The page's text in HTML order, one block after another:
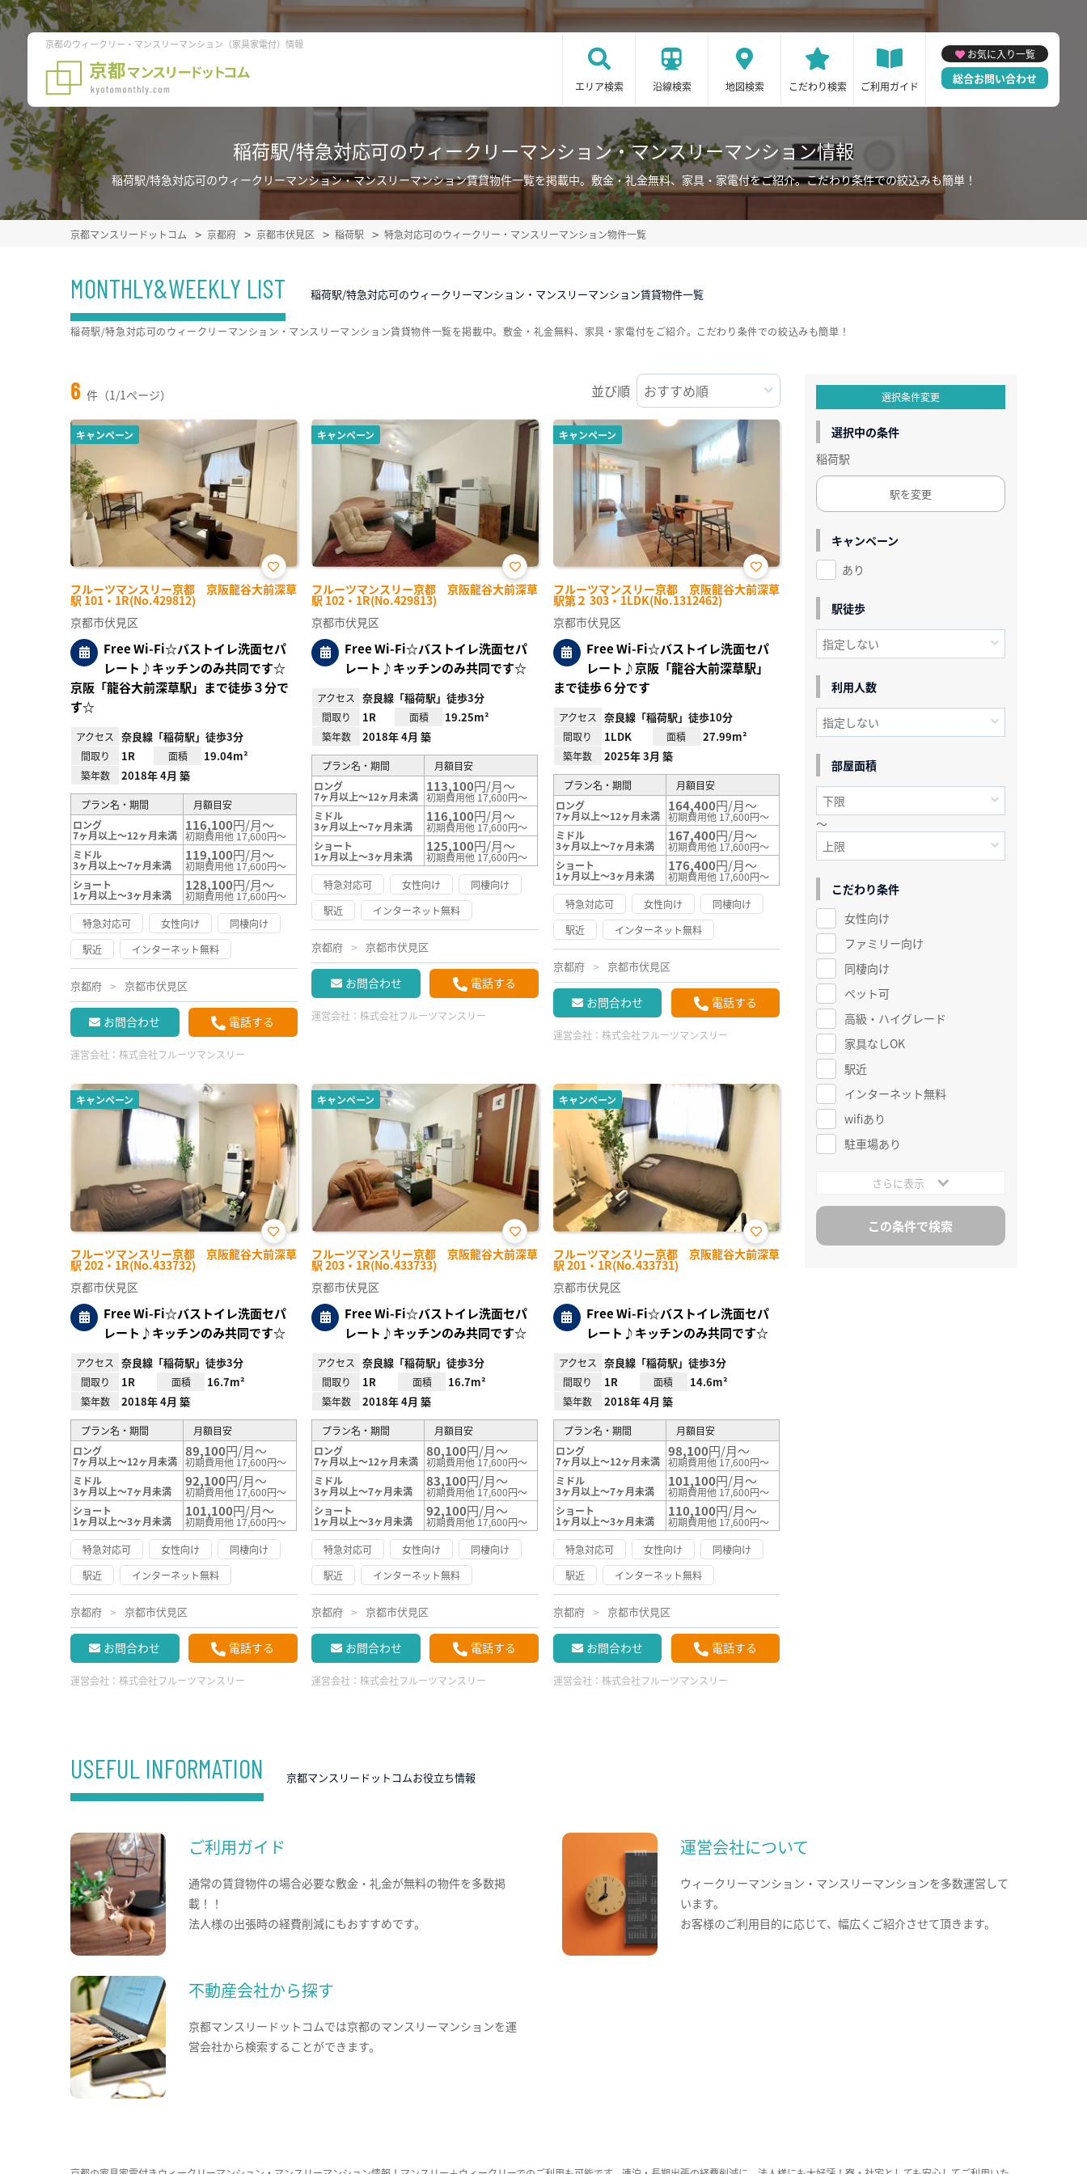
京都のウィークリー・マンスリーマンション（家具家電付）情報
エリア検索 沿線検索 地図検索 こだわり検索 ご利用ガイド
お気に入り一覧
総合お問い合わせ
稲荷駅/特急対応可のウィークリーマンション・マンスリーマンション情報
稲荷駅/特急対応可のウィークリーマンション・マンスリーマンション賃貸物件一覧を掲載中。敷金・礼金無料、家具・家電付をご紹介。こだわり条件での絞込みも簡単！
京都マンスリードットコム 京都府 京都市伏見区 稲荷駅 特急対応可のウィークリー・マンスリーマンション物件一覧
MONTHLY&WEEKLY LIST 稲荷駅/特急対応可のウィークリーマンション・マンスリーマンション賃貸物件一覧
6 件（1/1ページ） 並び順
キャンペーン
フルーツマンスリー京都 京阪龍谷大前深草
駅 101・1R(No.429812)
お気
に入
京都市伏見区
Free Wi-Fi☆バストイレ洗面セパ
レート♪キッチンのみ共同です☆
京阪「龍谷大前深草駅」まで徒歩３分で
す☆
アクセス 奈良線「稲荷駅」徒歩3分
間取り 1R 面積 19.04m²
築年数 2018年 4月 築
プラン名・期間
月額目安
ロング
7ヶ月以上～12ヶ月未満
116,100円/月～
初期費用他 17,600円～
ミドル
3ヶ月以上～7ヶ月未満
119,100円/月～
初期費用他 17,600円～
ショート
1ヶ月以上～3ヶ月未満
128,100円/月～
初期費用他 17,600円～
特急対応可
女性向け
同棲向け
駅近
インターネット無料
京都府 京都市伏見区
お問合わせ 電話する
運営会社： 株式会社フルーツマンスリー
キャンペーン
フルーツマンスリー京都 京阪龍谷大前深草
駅 102・1R(No.429813)
お気
に入
京都市伏見区
Free Wi-Fi☆バストイレ洗面セパ
レート♪キッチンのみ共同です☆
アクセス 奈良線「稲荷駅」徒歩3分
間取り 1R 面積 19.25m²
築年数 2018年 4月 築
プラン名・期間
月額目安
ロング
7ヶ月以上～12ヶ月未満
113,100円/月～
初期費用他 17,600円～
ミドル
3ヶ月以上～7ヶ月未満
116,100円/月～
初期費用他 17,600円～
ショート
1ヶ月以上～3ヶ月未満
125,100円/月～
初期費用他 17,600円～
特急対応可
女性向け
同棲向け
駅近
インターネット無料
京都府 京都市伏見区
お問合わせ 電話する
運営会社：株式会社フルーツマンスリー
キャンペーン
フルーツマンスリー京都 京阪龍谷大前深草
駅第２ 303・1LDK(No.1312462)
お気
に入
京都市伏見区
Free Wi-Fi☆バストイレ洗面セパ
レート♪京阪「龍谷大前深草駅」
まで徒歩６分です
アクセス 奈良線「稲荷駅」徒歩10分
間取り 1LDK 面積 27.99m²
築年数 2025年 3月 築
プラン名・期間
月額目安
ロング
7ヶ月以上～12ヶ月未満
164,400円/月～
初期費用他 17,600円～
ミドル
3ヶ月以上～7ヶ月未満
167,400円/月～
初期費用他 17,600円～
ショート
1ヶ月以上～3ヶ月未満
176,400円/月～
初期費用他 17,600円～
特急対応可
女性向け
同棲向け
駅近
インターネット無料
京都府 京都市伏見区
お問合わせ 電話する
運営会社： 株式会社フルーツマンスリー
キャンペーン
フルーツマンスリー京都 京阪龍谷大前深草
駅 202・1R(No.433732)
お気
に入
京都市伏見区
Free Wi-Fi☆バストイレ洗面セパ
レート♪キッチンのみ共同です☆
アクセス 奈良線「稲荷駅」徒歩3分
間取り 1R 面積 16.7m²
築年数 2018年 4月 築
プラン名・期間
月額目安
ロング
7ヶ月以上～12ヶ月未満
89,100円/月～
初期費用他 17,600円～
ミドル
3ヶ月以上～7ヶ月未満
92,100円/月～
初期費用他 17,600円～
ショート
1ヶ月以上～3ヶ月未満
101,100円/月～
初期費用他 17,600円～
特急対応可
女性向け
同棲向け
駅近
インターネット無料
京都府 京都市伏見区
お問合わせ 電話する
運営会社： 株式会社フルーツマンスリー
キャンペーン
フルーツマンスリー京都 京阪龍谷大前深草
駅 203・1R(No.433733)
お気
に入
京都市伏見区
Free Wi-Fi☆バストイレ洗面セパ
レート♪キッチンのみ共同です☆
アクセス 奈良線「稲荷駅」徒歩3分
間取り 1R 面積 16.7m²
築年数 2018年 4月 築
プラン名・期間
月額目安
ロング
7ヶ月以上～12ヶ月未満
80,100円/月～
初期費用他 17,600円～
ミドル
3ヶ月以上～7ヶ月未満
83,100円/月～
初期費用他 17,600円～
ショート
1ヶ月以上～3ヶ月未満
92,100円/月～
初期費用他 17,600円～
特急対応可
女性向け
同棲向け
駅近
インターネット無料
京都府 京都市伏見区
お問合わせ 電話する
運営会社：株式会社フルーツマンスリー
キャンペーン
フルーツマンスリー京都 京阪龍谷大前深草
駅 201・1R(No.433731)
お気
に入
京都市伏見区
Free Wi-Fi☆バストイレ洗面セパ
レート♪キッチンのみ共同です☆
アクセス 奈良線「稲荷駅」徒歩3分
間取り 1R 面積 14.6m²
築年数 2018年 4月 築
プラン名・期間
月額目安
ロング
7ヶ月以上～12ヶ月未満
98,100円/月～
初期費用他 17,600円～
ミドル
3ヶ月以上～7ヶ月未満
101,100円/月～
初期費用他 17,600円～
ショート
1ヶ月以上～3ヶ月未満
110,100円/月～
初期費用他 17,600円～
特急対応可
女性向け
同棲向け
駅近
インターネット無料
京都府 京都市伏見区
お問合わせ 電話する
運営会社： 株式会社フルーツマンスリー
稲荷駅/特急対応可のウィークリーマンション・マンスリーマンション賃貸物件一覧を掲載中。敷金・礼金無料、家具・家電付をご紹介。こだわり条件での絞込みも簡単！
選択条件変更
選択中の条件
稲荷駅
駅を変更
キャンペーン
あり
駅徒歩
利用人数
部屋面積
～
こだわり条件
女性向け
ファミリー向け
同棲向け
ペット可
高級・ハイグレード
家具なしOK
駅近
インターネット無料
wifiあり
駐車場あり
さらに表示
USEFUL INFORMATION 京都マンスリードットコムお役立ち情報
ご利用ガイド
通常の賃貸物件の場合必要な敷金・礼金が無料の物件を多数掲
載！！
法人様の出張時の経費削減にもおすすめです。
運営会社について
ウィークリーマンション・マンスリーマンションを多数運営して
います。
お客様のご利用目的に応じて、幅広くご紹介させて頂きます。
不動産会社から探す
京都マンスリードットコムでは京都のマンスリーマンションを運
営会社から検索することができます。